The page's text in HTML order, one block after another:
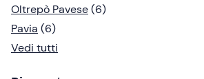
Oltrepò Pavese(6)
Pavia (6)
Vedi tutti